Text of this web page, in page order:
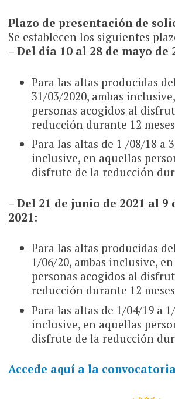
Plazo de presentación de
Se establecen los siguientes
– Del día 10 al 28 de mayo de
Para las altas producidas
31/03/2020, ambas
personas acogidos al
reducción durante 12
Para las altas de 1 /08/18 a
inclusive, en aquellas
disfrute de la reducción
– Del 21 de junio de 2021 al 9
2021:
Para las altas producidas
1/06/20, ambas inclusive,
personas acogidos al
reducción durante 12
Para las altas de 1/04/19 a
inclusive, en aquellas
disfrute de la reducción
Accede aquí a la